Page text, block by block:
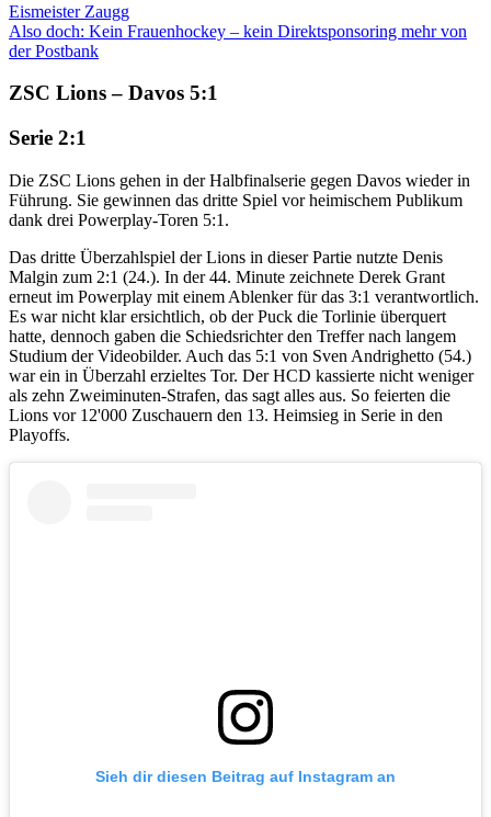
Eismeister Zaugg
Also doch: Kein Frauenhockey – kein Direktsponsoring mehr von
der Postbank
ZSC Lions – Davos 5:1
Serie 2:1
Die ZSC Lions gehen in der Halbfinalserie gegen Davos wieder in
Führung. Sie gewinnen das dritte Spiel vor heimischem Publikum
dank drei Powerplay-Toren 5:1.
Das dritte Überzahlspiel der Lions in dieser Partie nutzte Denis
Malgin zum 2:1 (24.). In der 44. Minute zeichnete Derek Grant
erneut im Powerplay mit einem Ablenker für das 3:1 verantwortlich.
Es war nicht klar ersichtlich, ob der Puck die Torlinie überquert
hatte, dennoch gaben die Schiedsrichter den Treffer nach langem
Studium der Videobilder. Auch das 5:1 von Sven Andrighetto (54.)
war ein in Überzahl erzieltes Tor. Der HCD kassierte nicht weniger
als zehn Zweiminuten-Strafen, das sagt alles aus. So feierten die
Lions vor 12'000 Zuschauern den 13. Heimsieg in Serie in den
Playoffs.
Sieh dir diesen Beitrag auf Instagram an